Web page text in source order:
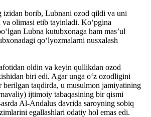
izidan borib, Lubnani ozod qildi va uni
olimasi etib tayinladi. Koʻpgina
Lubna kutubxonaga ham mas’ul
qoʻlyozmalarni nusxalash
oldin va keyin qullikdan ozod
biri edi. Agar unga oʻz ozodligini
berilgan taqdirda, u musulmon jamiyatining
ijtimoiy tabaqasining bir qismi
Al-Andalus davrida saroyning sobiq
egallashlari odatiy hol emas edi.